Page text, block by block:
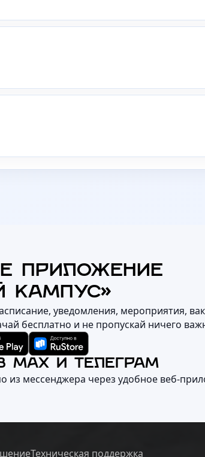
ПРИЛОЖЕНИЕ
КАМПУС»
уведомления, мероприятия,
бесплатно и не пропускай ничего
MAX И ТЕЛЕГРАМ
из мессенджера через удобное
Техническая поддержка